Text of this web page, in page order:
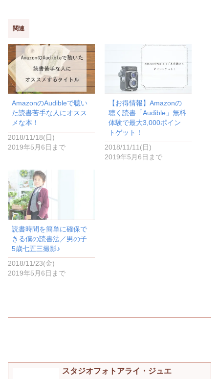
t
r
(
新
し
ウ
ィ
ン
ド
ウ
で
開
き
ま
有
す
る
に
は
ク
リ
ク
て
く
だ
(
新
し
い
開
き
ま
す
)
関連
AmazonのAudibleで聴い
た読書苦手な人にオスス
メな本！
2018/11/18(日)
2019年5月6日まで
【お得情報】Amazonの
聴く読書「Audible」無料
体験で最大3,000ポイン
トゲット！
2018/11/11(日)
2019年5月6日まで
読書時間を簡単に確保で
きる僕の読書法／男の子
5歳七五三撮影♪
2018/11/23(金)
2019年5月6日まで
スタジオフォトアライ・ジュエ